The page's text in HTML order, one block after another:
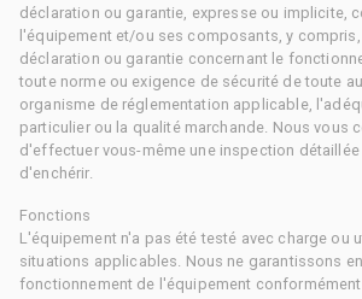
déclaration ou garantie, expresse ou implicite,
l'équipement et/ou ses composants, y
déclaration ou garantie concernant le
toute norme ou exigence de sécurité de toute
organisme de réglementation applicable,
particulier ou la qualité marchande. Nous vous
d'effectuer vous-même une inspection
d'enchérir.
Fonctions
L'équipement n'a pas été testé avec charge ou
situations applicables. Nous ne garantissons
fonctionnement de l'équipement